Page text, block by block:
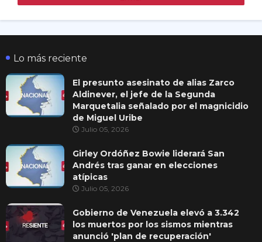
Lo más reciente
El presunto asesinato de alias Zarco
Aldinever, el jefe de la Segunda
Marquetalia señalado por el magnicidio
de Miguel Uribe
Julio 05, 2026
Girley Ordóñez Bowie liderará San
Andrés tras ganar en elecciones
atípicas
Julio 05, 2026
Gobierno de Venezuela elevó a 3.342
los muertos por los sismos mientras
anunció 'plan de recuperación'